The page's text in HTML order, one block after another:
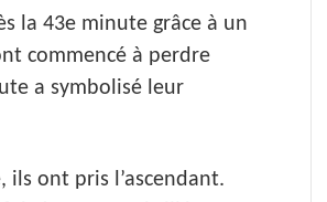
la 43e minute grâce à un
commencé à perdre
a symbolisé leur
ils ont pris l’ascendant.